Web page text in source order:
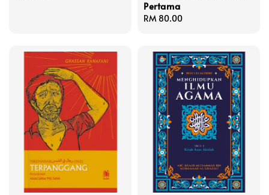
Pertama
Regular
RM 80.00